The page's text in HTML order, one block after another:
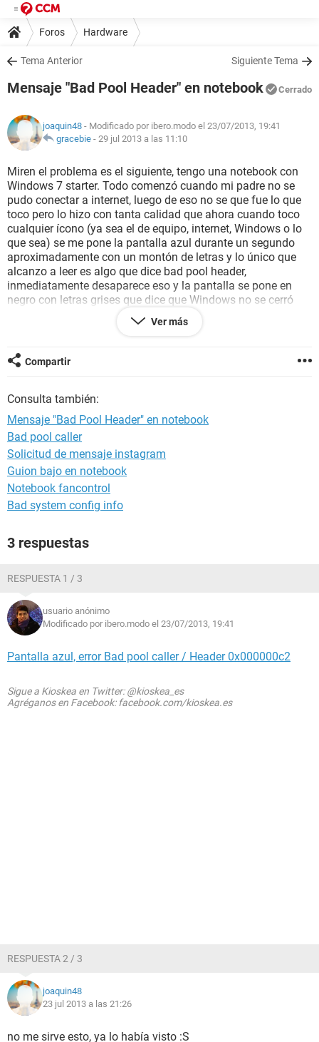
Foros Hardware
Tema Anterior Siguiente Tema
Mensaje "Bad Pool Header" en notebook Cerrado
joaquin48 - Modificado por ibero.modo el 23/07/2013, 19:41
gracebie - 29 jul 2013 a las 11:10
Miren el problema es el siguiente, tengo una notebook con
Windows 7 starter. Todo comenzó cuando mi padre no se
pudo conectar a internet, luego de eso no se que fue lo que
toco pero lo hizo con tanta calidad que ahora cuando toco
cualquier ícono (ya sea el de equipo, internet, Windows o lo
que sea) se me pone la pantalla azul durante un segundo
aproximadamente con un montón de letras y lo único que
alcanzo a leer es algo que dice bad pool header,
inmediatamente desaparece eso y la pantalla se pone en
negro con letras grises que dice que Windows no se cerró
correctamente la última vez bla bla bla y te da las opciones
de modo seguro. Apreto para volver a iniciar y vuelve a pasar
puuum!
Si sirve de algo, vi que en el ángulo inferior izquierdo de
curva.
Mil gracias si alguien me puede ayudar!
Ver más
Compartir
Consulta también:
Mensaje "Bad Pool Header" en notebook
Bad pool caller
Solicitud de mensaje instagram
Guion bajo en notebook
Notebook fancontrol
Bad system config info
3 respuestas
RESPUESTA 1 / 3
usuario anónimo
Modificado por ibero.modo el 23/07/2013, 19:41
Pantalla azul, error Bad pool caller / Header 0x000000c2
Sigue a Kioskea en Twitter: @kioskea_es
Agréganos en Facebook: facebook.com/kioskea.es
RESPUESTA 2 / 3
joaquin48
23 jul 2013 a las 21:26
no me sirve esto, ya lo había visto :S